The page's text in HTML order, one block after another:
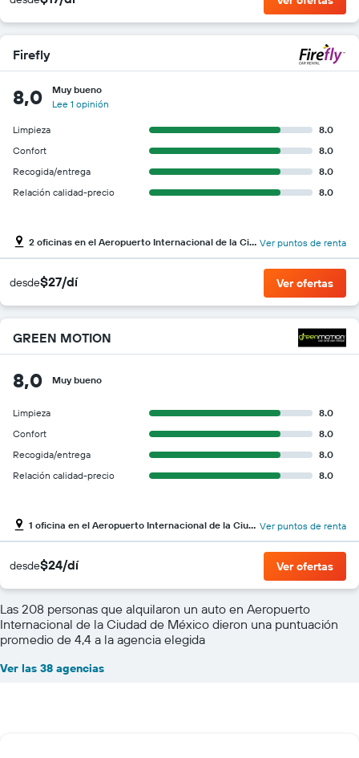
Firefly
8,0
Muy bueno
Lee 1 opinión
Limpieza
8.0
Confort
8.0
Recogida/entrega
8.0
Relación calidad-precio
8.0
2 oficinas en el Aeropuerto Internacional de la Ciudad de México Ver puntos de renta
desde$27/dí Ver ofertas
GREEN MOTION
8,0 Muy bueno
Limpieza
8.0
Confort
8.0
Recogida/entrega
8.0
Relación calidad-precio
8.0
1 oficina en el Aeropuerto Internacional de la Ciudad de México Ver puntos de renta
desde$24/dí Ver ofertas
Las 208 personas que alquilaron un auto en Aeropuerto
Internacional de la Ciudad de México dieron una puntuación
promedio de 4,4 a la agencia elegida
Ver las 38 agencias